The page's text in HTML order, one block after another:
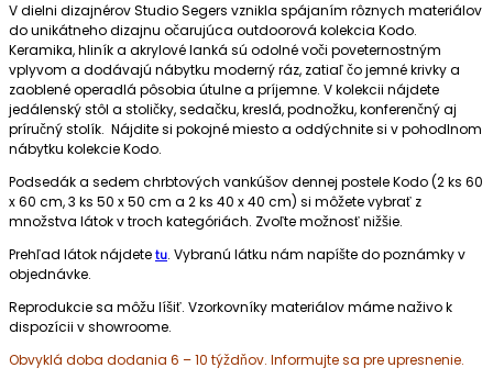
V dielni dizajnérov Studio Segers vznikla spájaním rôznych materiálov
do unikátneho dizajnu očarujúca outdoorová kolekcia Kodo.
Keramika, hliník a akrylové lanká sú odolné voči poveternostným
vplyvom a dodávajú nábytku moderný ráz, zatiaľ čo jemné krivky a
zaoblené operadlá pôsobia útulne a príjemne. V kolekcii nájdete
jedálenský stôl a stoličky, sedačku, kreslá, podnožku, konferenčný aj
príručný stolík. Nájdite si pokojné miesto a oddýchnite si v pohodlnom
nábytku kolekcie Kodo.
Podsedák a sedem chrbtových vankúšov dennej postele Kodo (2 ks 60
x 60 cm, 3 ks 50 x 50 cm a 2 ks 40 x 40 cm) si môžete vybrať z
množstva látok v troch kategóriách. Zvoľte možnosť nižšie.
Prehľad látok nájdete tu. Vybranú látku nám napíšte do poznámky v
objednávke.
Reprodukcie sa môžu líšiť. Vzorkovníky materiálov máme naživo k
dispozícii v showroome.
Obvyklá doba dodania 6 – 10 týždňov. Informujte sa pre upresnenie.